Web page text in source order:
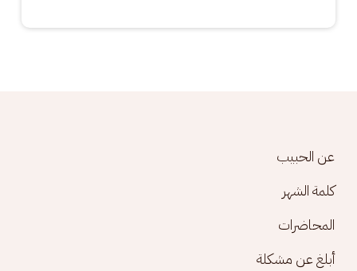
Footer menu
عن الحبيب
كلمة الشهر
المحاضرات
أبلغ عن مشكلة